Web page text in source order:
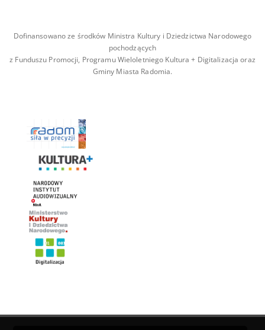
Dofinansowano ze środków Ministra Kultury i Dziedzictwa Narodowego
pochodzących
z Funduszu Promocji, Programu Wieloletniego Kultura + Digitalizacja oraz
Gminy Miasta Radomia.